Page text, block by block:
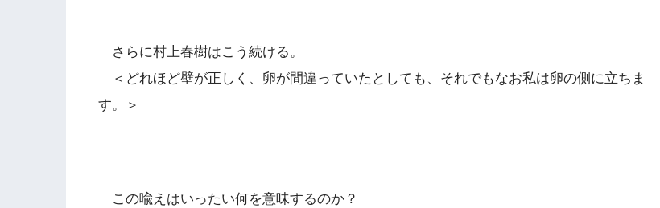
さらに村上春樹はこう続ける。
＜どれほど壁が正しく、卵が間違っていたとしても、それでもなお私は卵の側に立ちま
す。＞
この喩えはいったい何を意味するのか？